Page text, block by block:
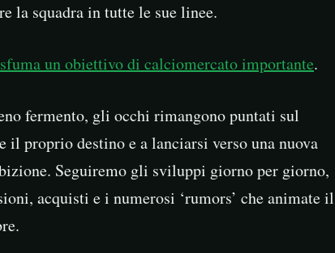
la squadra in tutte le sue linee.
un obiettivo di calciomercato importante.
fermento, gli occhi rimangono puntati sul
il proprio destino e a lanciarsi verso una nuova
Seguiremo gli sviluppi giorno per giorno,
acquisti e i numerosi ‘rumors’ che animate il